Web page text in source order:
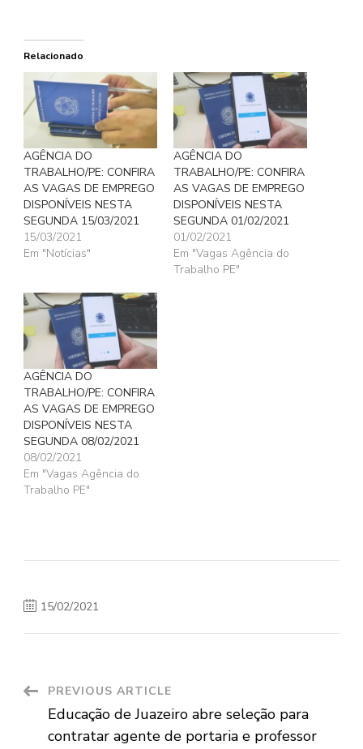
Relacionado
AGÊNCIA DO
TRABALHO/PE: CONFIRA
AS VAGAS DE EMPREGO
DISPONÍVEIS NESTA
SEGUNDA 15/03/2021
15/03/2021
Em "Notícias"
AGÊNCIA DO
TRABALHO/PE: CONFIRA
AS VAGAS DE EMPREGO
DISPONÍVEIS NESTA
SEGUNDA 01/02/2021
01/02/2021
Em "Vagas Agência do
Trabalho PE"
AGÊNCIA DO
TRABALHO/PE: CONFIRA
AS VAGAS DE EMPREGO
DISPONÍVEIS NESTA
SEGUNDA 08/02/2021
08/02/2021
Em "Vagas Agência do
Trabalho PE"
15/02/2021
Post
Navigation
PREVIOUS ARTICLE
Educação de Juazeiro abre seleção para
contratar agente de portaria e professor